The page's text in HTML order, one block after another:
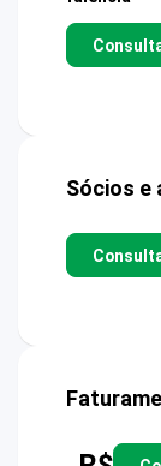
Sócios e